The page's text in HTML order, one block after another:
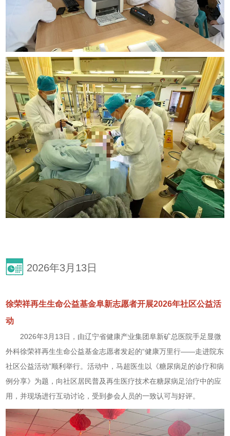
2026年3月13日
徐荣祥再生生命公益基金阜新志愿者开展2026年社区公益活
动
2026年3月13日，由辽宁省健康产业集团阜新矿总医院手足显微
外科徐荣祥再生生命公益基金志愿者发起的“健康万里行——走进院东
社区公益活动”顺利举行。活动中，马超医生以《糖尿病足的诊疗和病
例分享》为题，向社区居民普及再生医疗技术在糖尿病足治疗中的应
用，并现场进行互动讨论，受到参会人员的一致认可与好评。